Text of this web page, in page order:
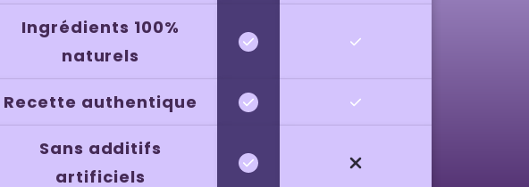
Ingrédients 100%
naturels
Recette authentique
Sans additifs
artificiels